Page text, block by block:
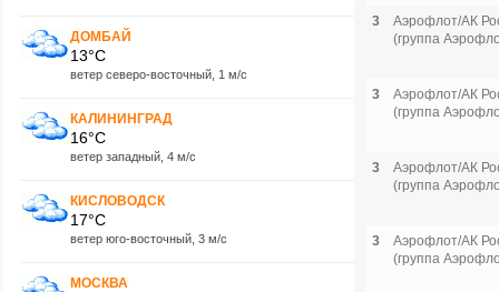
ДОМБАЙ
13°C
ветер северо-восточный, 1 м/с
КАЛИНИНГРАД
16°C
ветер западный, 4 м/с
КИСЛОВОДСК
17°C
ветер юго-восточный, 3 м/с
МОСКВА
3
Аэрофлот/АК
(группа
3
Аэрофлот/АК
(группа
3
Аэрофлот/АК
(группа
3
Аэрофлот/АК
(группа